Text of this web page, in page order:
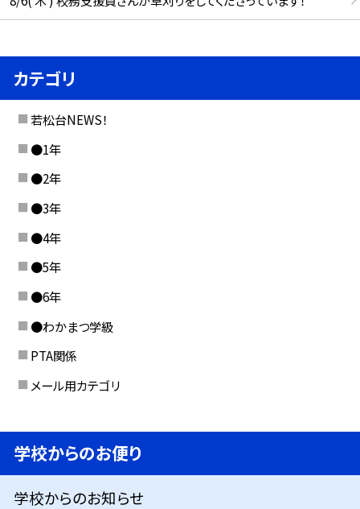
カテゴリ
若松台NEWS！
●1年
●2年
●3年
●4年
●5年
●6年
●わかまつ学級
PTA関係
メール用カテゴリ
学校からのお便り
学校からのお知らせ